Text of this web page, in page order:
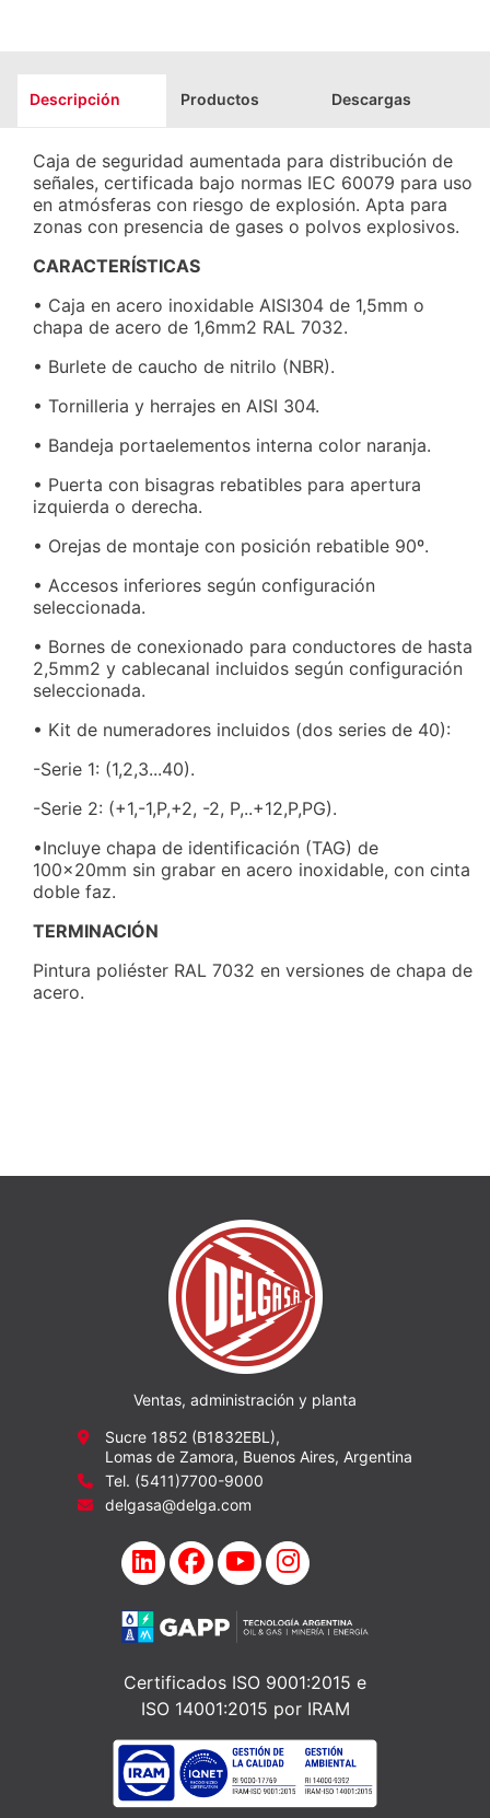
Descripción
Caja de seguridad aumentada para distribución de
señales, certificada bajo normas IEC 60079 para uso
en atmósferas con riesgo de explosión. Apta para
zonas con presencia de gases o polvos explosivos.
CARACTERÍSTICAS
• Caja en acero inoxidable AISI304 de 1,5mm o
chapa de acero de 1,6mm2 RAL 7032.
• Burlete de caucho de nitrilo (NBR).
• Tornilleria y herrajes en AISI 304.
• Bandeja portaelementos interna color naranja.
• Puerta con bisagras rebatibles para apertura
izquierda o derecha.
• Orejas de montaje con posición rebatible 90º.
• Accesos inferiores según configuración
seleccionada.
• Bornes de conexionado para conductores de hasta
2,5mm2 y cablecanal incluidos según configuración
seleccionada.
• Kit de numeradores incluidos (dos series de 40):
-Serie 1: (1,2,3...40).
-Serie 2: (+1,-1,P,+2, -2, P,..+12,P,PG).
•Incluye chapa de identificación (TAG) de
100x20mm sin grabar en acero inoxidable, con cinta
doble faz.
TERMINACIÓN
Pintura poliéster RAL 7032 en versiones de chapa de
acero.
Productos Descargas
Ventas, administración y planta
Sucre 1852 (B1832EBL),
Lomas de Zamora, Buenos Aires, Argentina
Tel. (5411)7700-9000
delgasa@delga.com
Certificados ISO 9001:2015 e
ISO 14001:2015 por IRAM